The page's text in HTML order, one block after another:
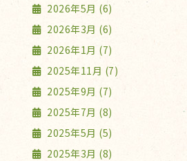
2026年5月 (6)
2026年3月 (6)
2026年1月 (7)
2025年11月 (7)
2025年9月 (7)
2025年7月 (8)
2025年5月 (5)
2025年3月 (8)